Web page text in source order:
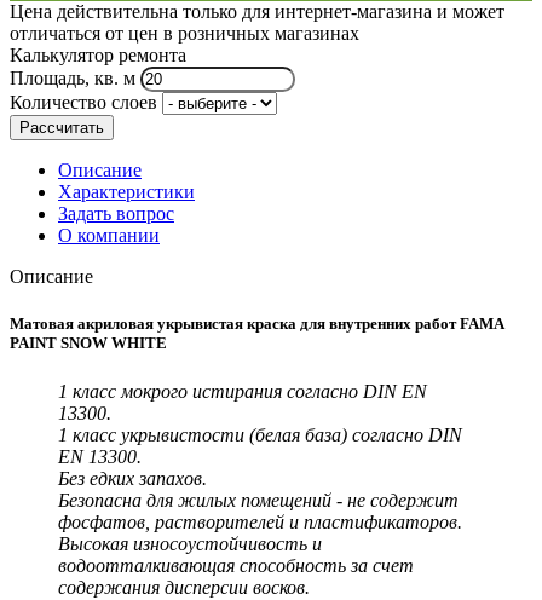
Цена действительна только для интернет-магазина и может
отличаться от цен в розничных магазинах
Калькулятор ремонта
Площадь, кв. м
Количество слоев
Рассчитать
Описание
Характеристики
Задать вопрос
О компании
Описание
Матовая акриловая укрывистая краска для внутренних работ FAMA
PAINT SNOW WHITE
1 класс мокрого истирания согласно DIN EN
13300.
1 класс укрывистости (белая база) согласно DIN
EN 13300.
Без едких запахов.
Безопасна для жилых помещений - не содержит
фосфатов, растворителей и пластификаторов.
Высокая износоустойчивость и
водоотталкивающая способность за счет
содержания дисперсии восков.